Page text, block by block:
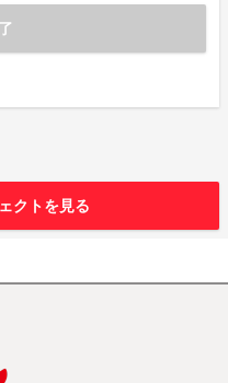
クトを見る